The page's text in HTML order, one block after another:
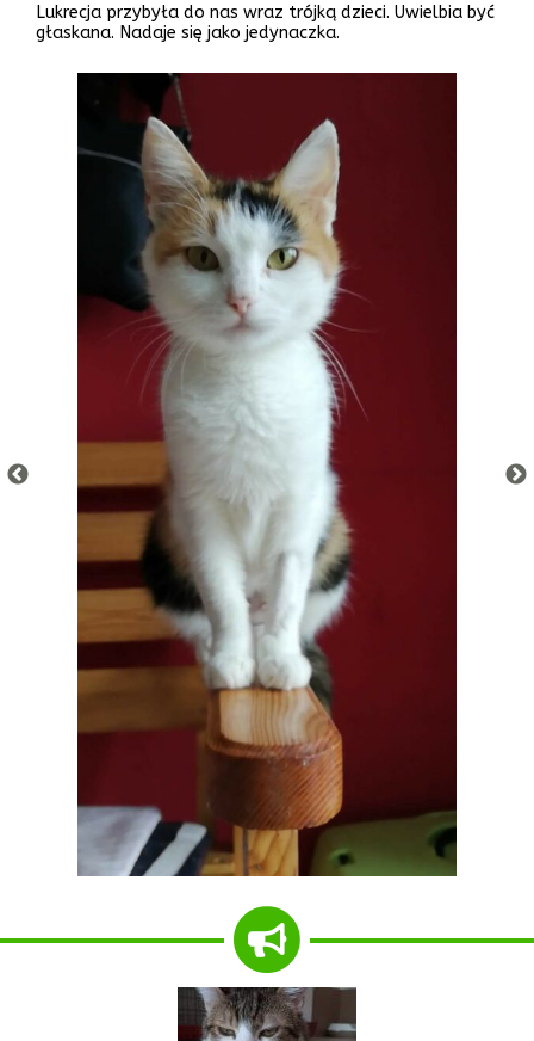
Lukrecja przybyła do nas wraz trójką dzieci. Uwielbia być
głaskana. Nadaje się jako jedynaczka.